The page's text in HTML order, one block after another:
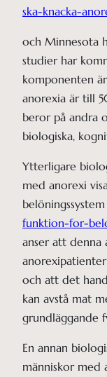
ska-knacka-
och Minnesota
studier har
komponenten
anorexia är till
beror på andra
biologiska,
Ytterligare
med anorexi
belöningssystem
funktion-for-
anser att denna
och att det
kan avstå mat
grundläggande
En annan
människor med